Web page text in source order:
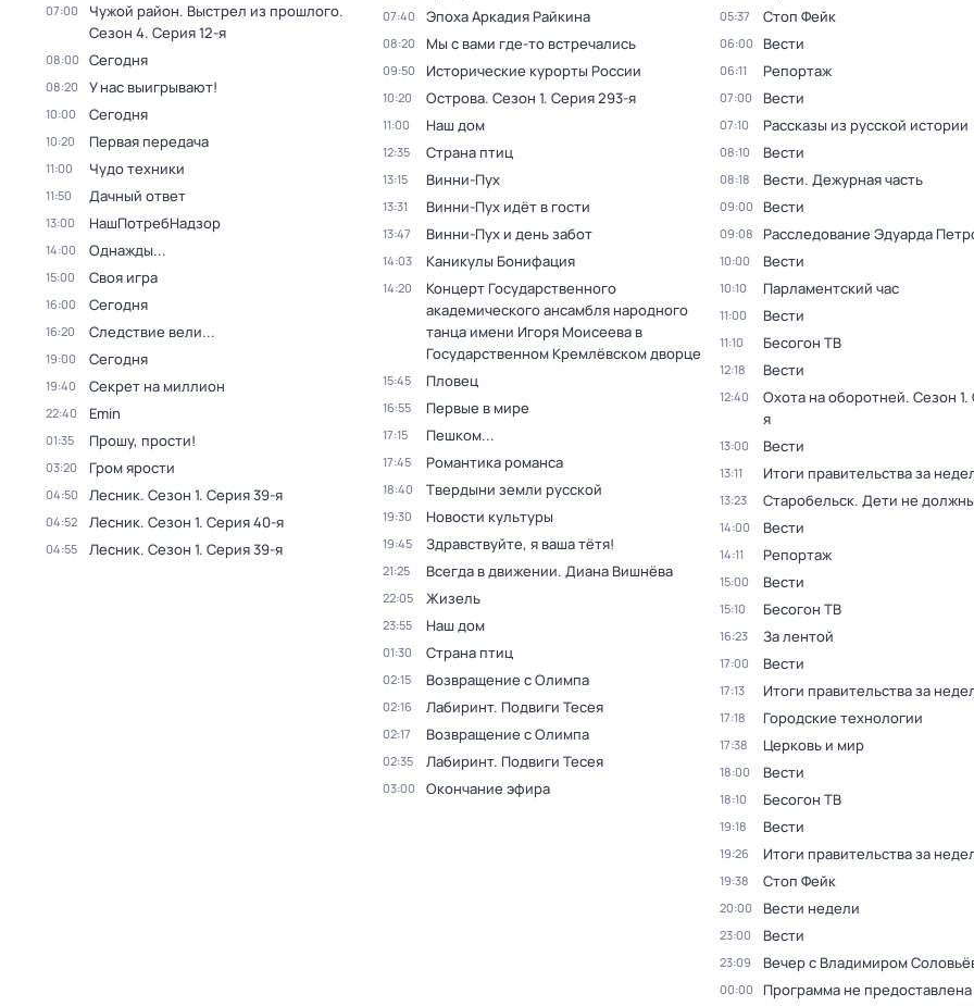
07:00 Чужой район. Выстрел из прошлого.
Сезон 4. Серия 12-я
08:00 Сегодня
08:20 У нас выигрывают!
10:00 Сегодня
10:20 Первая передача
11:00 Чудо техники
11:50 Дачный ответ
13:00 НашПотребНадзор
14:00 Однажды...
15:00 Своя игра
16:00 Сегодня
16:20 Следствие вели...
19:00 Сегодня
19:40 Секрет на миллион
22:40 Emin
01:35 Прошу, прости!
03:20 Гром ярости
04:50 Лесник. Сезон 1. Серия 39-я
04:52 Лесник. Сезон 1. Серия 40-я
04:55 Лесник. Сезон 1. Серия 39-я
07:40 Эпоха Аркадия Райкина
08:20 Мы с вами где-то встречались
09:50 Исторические курорты России
10:20 Острова. Сезон 1. Серия 293-я
11:00 Наш дом
12:35 Страна птиц
13:15 Винни-Пух
13:31 Винни-Пух идёт в гости
13:47 Винни-Пух и день забот
14:03 Каникулы Бонифация
14:20
Концерт Государственного
академического ансамбля народного
танца имени Игоря Моисеева в
Государственном Кремлёвском дворце
15:45 Пловец
16:55 Первые в мире
17:15 Пешком...
17:45 Романтика романса
18:40 Твердыни земли русской
19:30 Новости культуры
19:45 Здравствуйте, я ваша тётя!
21:25 Всегда в движении. Диана Вишнёва
22:05 Жизель
23:55 Наш дом
01:30 Страна птиц
02:15 Возвращение с Олимпа
02:16 Лабиринт. Подвиги Тесея
02:17 Возвращение с Олимпа
02:35 Лабиринт. Подвиги Тесея
03:00 Окончание эфира
05:37 Стоп Фейк
06:00 Вести
06:11 Репортаж
07:00 Вести
07:10 Рассказы из русской истории
08:10 Вести
08:18 Вести. Дежурная часть
09:00 Вести
09:08 Расследование Эдуарда
10:00 Вести
10:10 Парламентский час
11:00 Вести
11:10 Бесогон ТВ
12:18 Вести
12:40 Охота на оборотней. Сезон 1.
я
13:00 Вести
13:11 Итоги правительства за
13:23 Старобельск. Дети не
14:00 Вести
14:11 Репортаж
15:00 Вести
15:10 Бесогон ТВ
16:23 За лентой
17:00 Вести
17:13 Итоги правительства за
17:18 Городские технологии
17:38 Церковь и мир
18:00 Вести
18:10 Бесогон ТВ
19:18 Вести
19:26 Итоги правительства за
19:38 Стоп Фейк
20:00 Вести недели
23:00 Вести
23:09 Вечер с Владимиром
00:00 Программа не